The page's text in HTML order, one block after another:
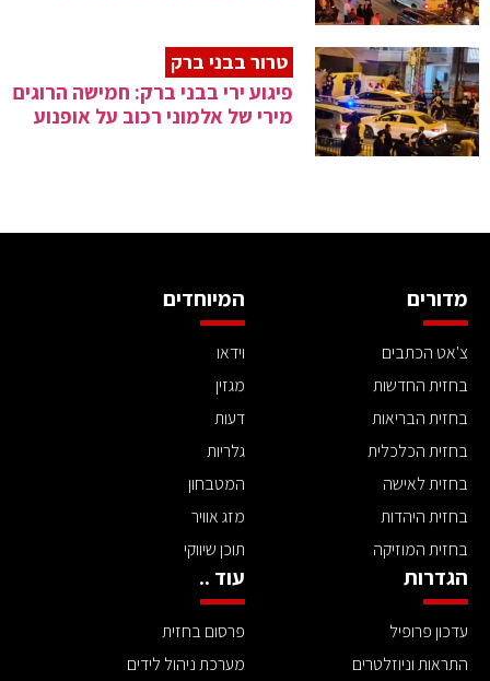
טרור בבני ברק
פיגוע ירי בבני ברק: חמישה הרוגים
מירי של אלמוני רכוב על אופנוע
מדורים
צ'אט הכתבים
בחזית החדשות
בחזית הבריאות
בחזית הכלכלית
בחזית לאישה
בחזית היהדות
בחזית המוזיקה
המיוחדים
וידאו
מגזין
דעות
גלריות
המטבחון
מזג אוויר
תוכן שיווקי
הגדרות
עדכון פרופיל
התראות וניוזלטרים
עוד ..
פרסום בחזית
מערכת ניהול לידים